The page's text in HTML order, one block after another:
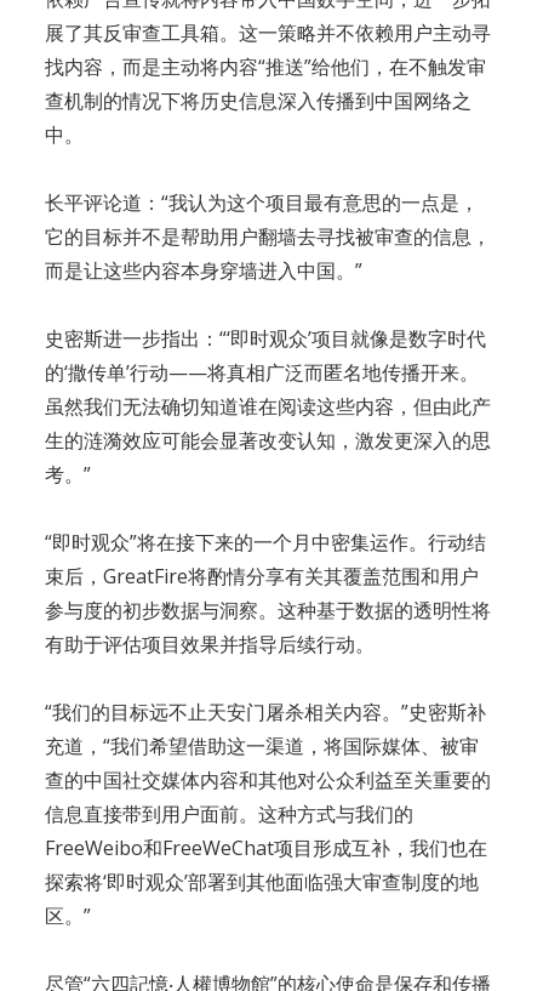
展了其反审查工具箱。这一策略并不依赖用户主动寻
找内容，而是主动将内容“推送”给他们，在不触发审
查机制的情况下将历史信息深入传播到中国网络之
中。
长平评论道：“我认为这个项目最有意思的一点是，
它的目标并不是帮助用户翻墙去寻找被审查的信息，
而是让这些内容本身穿墙进入中国。”
史密斯进一步指出：“‘即时观众’项目就像是数字时代
的‘撒传单’行动——将真相广泛而匿名地传播开来。
虽然我们无法确切知道谁在阅读这些内容，但由此产
生的涟漪效应可能会显著改变认知，激发更深入的思
考。”
“即时观众”将在接下来的一个月中密集运作。行动结
束后，GreatFire将酌情分享有关其覆盖范围和用户
参与度的初步数据与洞察。这种基于数据的透明性将
有助于评估项目效果并指导后续行动。
“我们的目标远不止天安门屠杀相关内容。”史密斯补
充道，“我们希望借助这一渠道，将国际媒体、被审
查的中国社交媒体内容和其他对公众利益至关重要的
信息直接带到用户面前。这种方式与我们的
FreeWeibo和FreeWeChat项目形成互补，我们也在
探索将‘即时观众’部署到其他面临强大审查制度的地
区。”
尽管“六四記憶‧人權博物館”的核心使命是保存和传播